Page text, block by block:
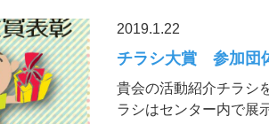
2019.1.22
チラシ大賞 参加団
貴会の活動紹介チラシ
ラシはセンター内で展